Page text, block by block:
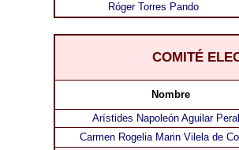
Róger Torres Pando
COMITÉ
Nombre
Arístides Napoleón Aguilar
Carmen Rogelia Marin Vilela de